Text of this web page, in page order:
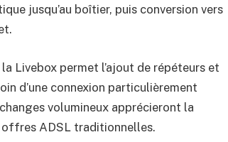
jusqu’au boîtier, puis conversion vers
Livebox permet l’ajout de répéteurs et
d’une connexion particulièrement
volumineux apprécieront la
ADSL traditionnelles.